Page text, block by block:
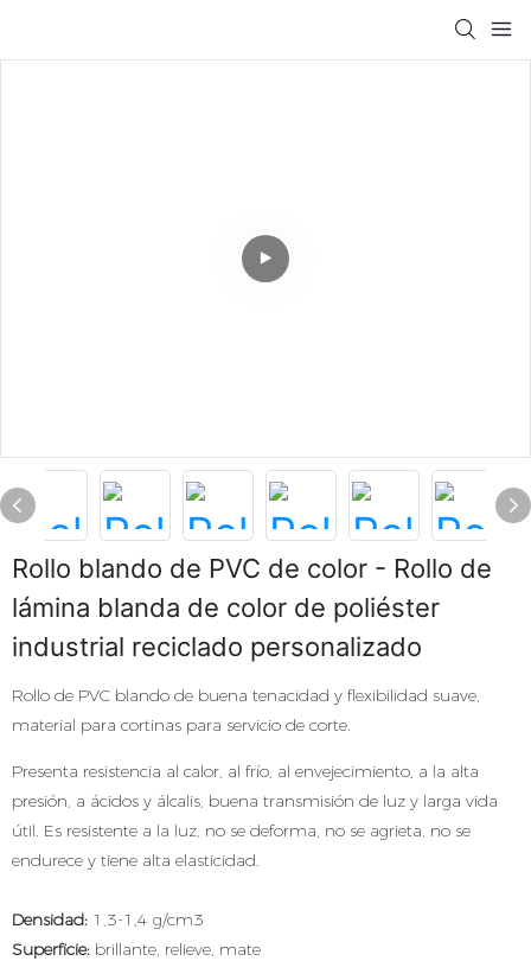
Rollo blando de PVC de color - Rollo de
lámina blanda de color de poliéster
industrial reciclado personalizado
Rollo de PVC blando de buena tenacidad y flexibilidad suave,
material para cortinas para servicio de corte.
Presenta resistencia al calor, al frío, al envejecimiento, a la alta
presión, a ácidos y álcalis, buena transmisión de luz y larga vida
útil. Es resistente a la luz, no se deforma, no se agrieta, no se
endurece y tiene alta elasticidad.
Densidad: 1,3-1,4 g/cm3
Superficie: brillante, relieve, mate